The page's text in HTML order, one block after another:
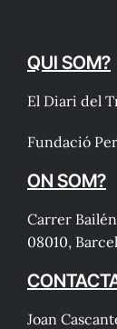
QUI SOM?
El Diari del
Fundació
ON SOM?
Carrer
08010,
Joan